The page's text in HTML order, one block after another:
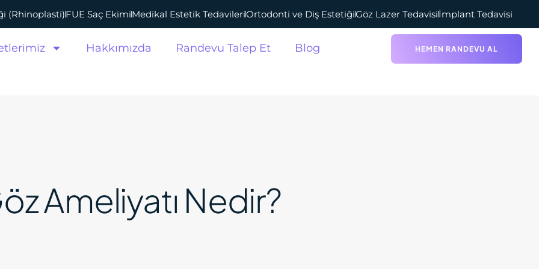
(Rhinoplasti)FUE Saç EkimiMedikal Estetik TedavileriOrtodonti ve Diş EstetiğiGöz Lazer Tedavisiİmplant Tedavisi
Hakkımızda Randevu Talep Et Blog HEMEN RANDEVU AL
Ameliyatı Nedir?